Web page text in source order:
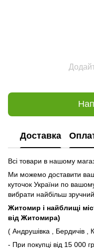
Доставка
Всі товари в нашому
Ми можемо доставити
куточок України по
вибрати найбільш
Житомир і найблищі
від Житомира)
( Андрушівка , Бердичів ,
- При покупці від 15 000